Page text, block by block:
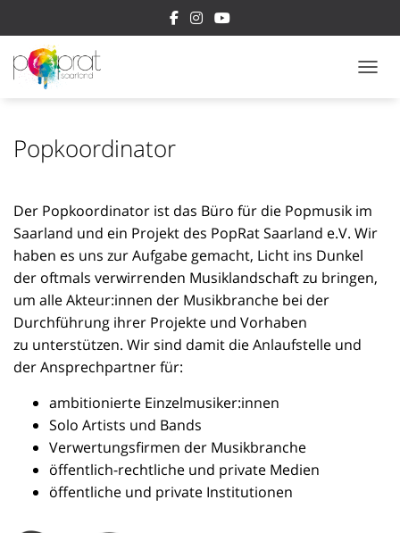
Popkoordinator
Der Popkoordinator ist das Büro für die Popmusik im
Saarland und ein Projekt des PopRat Saarland e.V. Wir
haben es uns zur Aufgabe gemacht, Licht ins Dunkel
der oftmals verwirrenden Musiklandschaft zu bringen,
um alle Akteur:innen der Musikbranche bei der
Durchführung ihrer Projekte und Vorhaben
zu unterstützen. Wir sind damit die Anlaufstelle und
der Ansprechpartner für:
ambitionierte Einzelmusiker:innen
Solo Artists und Bands
Verwertungsfirmen der Musikbranche
öffentlich-rechtliche und private Medien
öffentliche und private Institutionen